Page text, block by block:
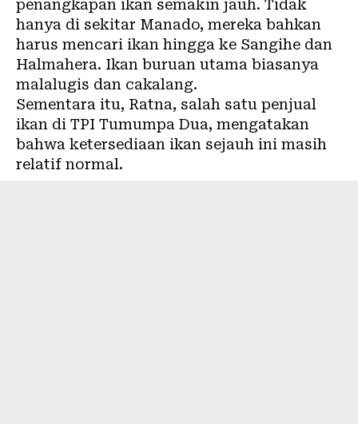
penangkapan ikan semakin jauh. Tidak
hanya di sekitar Manado, mereka bahkan
harus mencari ikan hingga ke Sangihe dan
Halmahera. Ikan buruan utama biasanya
malalugis dan cakalang.
Sementara itu, Ratna, salah satu penjual
ikan di TPI Tumumpa Dua, mengatakan
bahwa ketersediaan ikan sejauh ini masih
relatif normal.